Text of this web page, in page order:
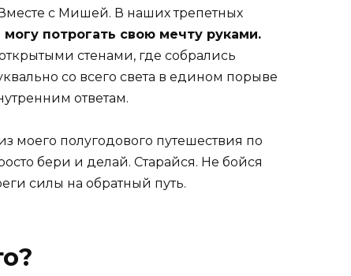
с Мишей. В наших трепетных
могу потрогать свою мечту руками.
стенами, где собрались
со всего света в едином порыве
ответам.
моего полугодового путешествия по
бери и делай. Старайся. Не бойся
силы на обратный путь.